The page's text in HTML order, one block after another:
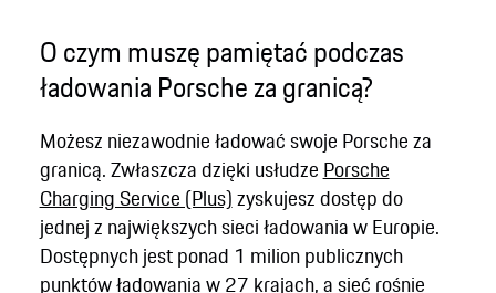
O czym muszę pamiętać podczas
ładowania Porsche za granicą?
Możesz niezawodnie ładować swoje Porsche za
granicą. Zwłaszcza dzięki usłudze Porsche
Charging Service (Plus)zyskujesz dostęp do
jednej z największych sieci ładowania w Europie.
Dostępnych jest ponad 1 milion publicznych
punktów ładowania w 27 krajach, a sieć rośnie